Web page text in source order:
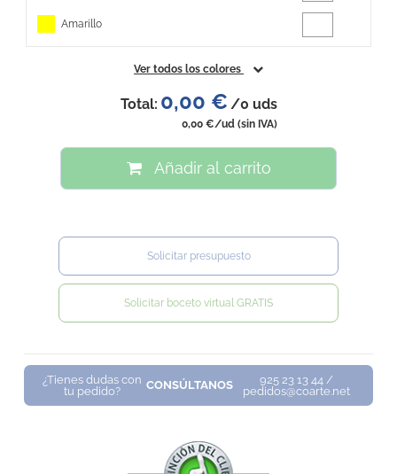
Amarillo
Ver todos los colores
Total: 0,00 € /0 uds
0,00 €/ud (sin IVA)
Añadir al carrito
Solicitar presupuesto
Solicitar boceto virtual GRATIS
¿Tienes dudas con
tu pedido?
CONSÚLTANOS
925 23 13 44 /
pedidos@coarte.net